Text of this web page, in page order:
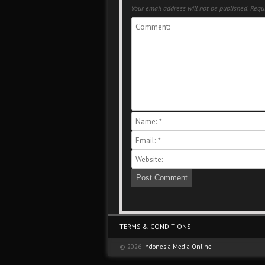
Your email address will not be published.
TERMS & CONDITIONS
© 2026 Indonesia Media Online